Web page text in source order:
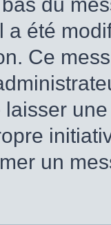
a été
Ce
un